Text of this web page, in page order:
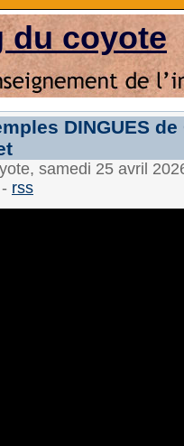
du coyote
DINGUES
samedi 25 avril
- rss